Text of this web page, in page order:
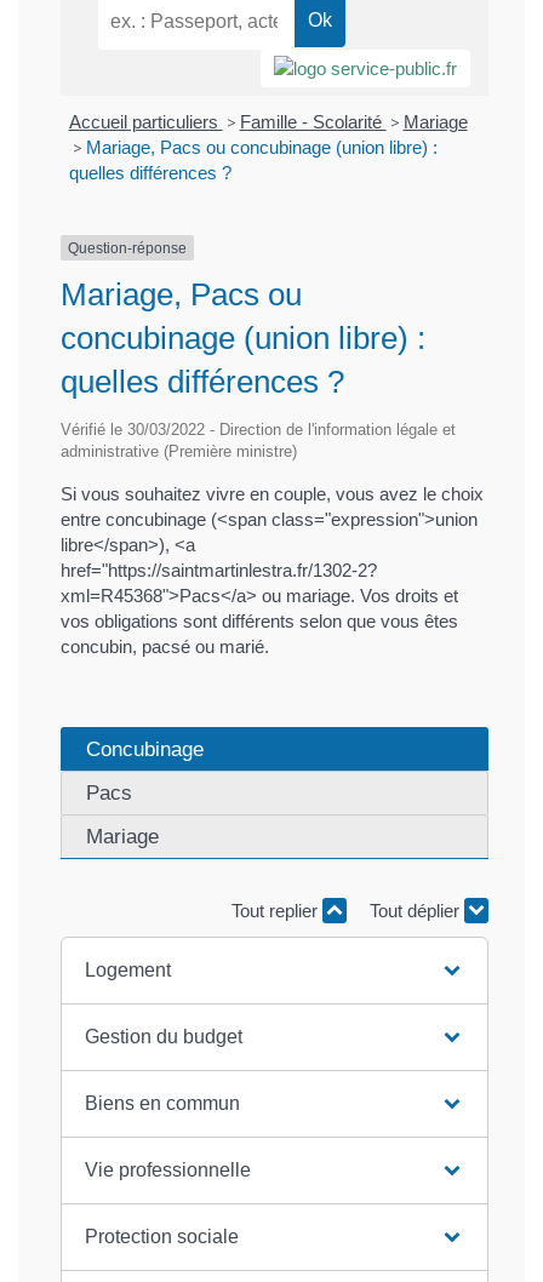
Accueil particuliers > Famille - Scolarité > Mariage
> Mariage, Pacs ou concubinage (union libre) :
quelles différences ?
Question-réponse
Mariage, Pacs ou
concubinage (union libre) :
quelles différences ?
Vérifié le 30/03/2022 - Direction de l'information légale et
administrative (Première ministre)
Si vous souhaitez vivre en couple, vous avez le choix
entre concubinage (<span class="expression">union
libre</span>), <a
href="https://saintmartinlestra.fr/1302-2?
xml=R45368">Pacs</a> ou mariage. Vos droits et
vos obligations sont différents selon que vous êtes
concubin, pacsé ou marié.
Concubinage
Pacs
Mariage
Tout replier Tout déplier
Logement
Gestion du budget
Biens en commun
Vie professionnelle
Protection sociale